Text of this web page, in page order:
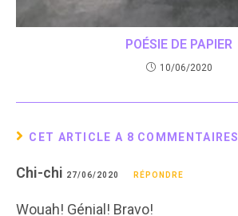
POÉSIE DE PAPIER
10/06/2020
CET ARTICLE A 8 COMMENTAIRES
Chi-chi 27/06/2020 RÉPONDRE
Wouah! Génial! Bravo!